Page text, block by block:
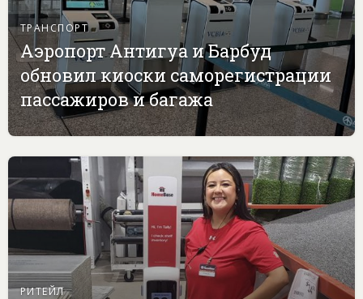
ТРАНСПОРТ
Аэропорт Антигуа и Барбуд
обновил киоски саморегистрации
пассажиров и багажа
РИТЕЙЛ